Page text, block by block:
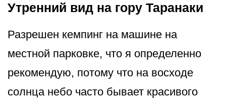
Утренний вид на гору Таранаки
Разрешен кемпинг на машине на
местной парковке, что я определенно
рекомендую, потому что на восходе
солнца небо часто бывает красивого